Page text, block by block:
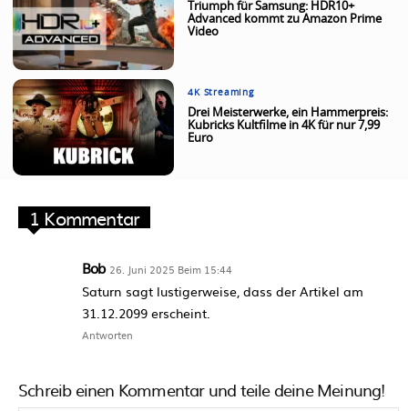
Triumph für Samsung: HDR10+
Advanced kommt zu Amazon Prime
Video
4K Streaming
Drei Meisterwerke, ein Hammerpreis:
Kubricks Kultfilme in 4K für nur 7,99
Euro
1 Kommentar
Bob 26. Juni 2025 Beim 15:44
Saturn sagt lustigerweise, dass der Artikel am
31.12.2099 erscheint.
Antworten
Schreib einen Kommentar und teile deine Meinung!